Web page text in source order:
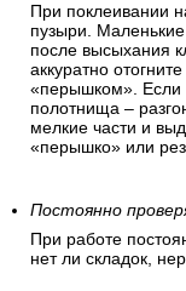
При поклеивании
пузыри.
после высыхания
аккуратно
«перышком». Если
полотнища –
мелкие части и
«перышко» или
Постоянно
При работе
нет ли складок,